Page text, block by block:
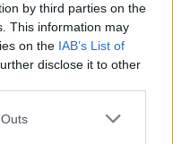
by third parties on the
This information may
on the IAB’s List of
disclose it to other
con MOCA